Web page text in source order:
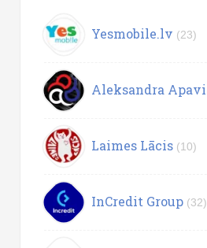
Yesmobile.lv (23)
Aleksandra Apavi
Laimes Lācis (10)
InCredit Group (32)